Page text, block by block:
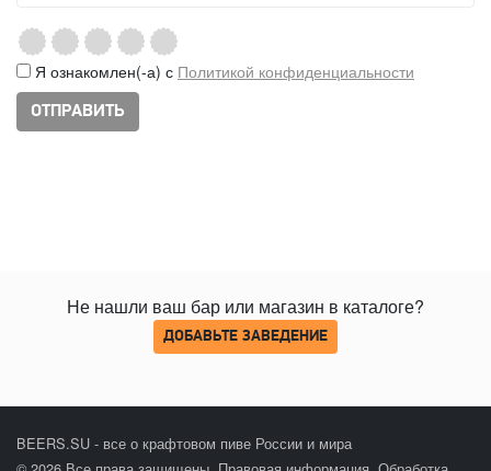
Я ознакомлен(-а) с Политикой конфиденциальности
Не нашли ваш бар или магазин в каталоге?
ДОБАВЬТЕ ЗАВЕДЕНИЕ
BEERS.SU - все о крафтовом пиве России и мира